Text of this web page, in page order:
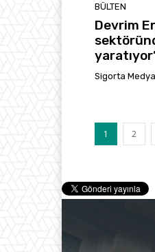
BÜLTEN
Devrim
Sigorta
1 2